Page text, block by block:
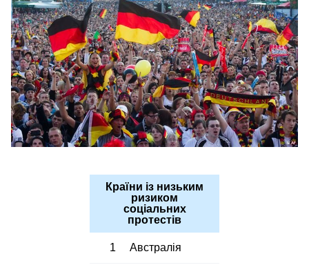
Країни із низьким
ризиком
соціальних
протестів
1 Австралія